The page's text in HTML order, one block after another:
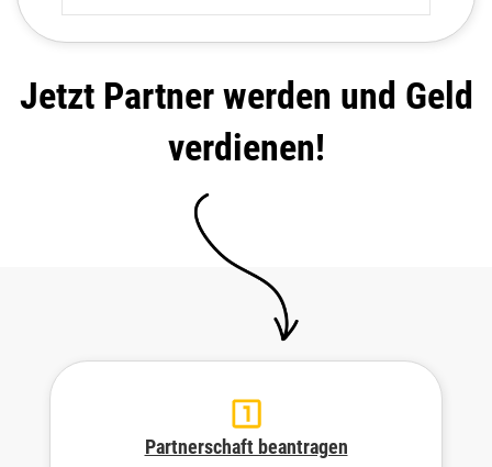
hinterlegen dazu gerne deinen Conversion-
Pixel in unserem Funnel!
Jetzt Partner werden und Geld
verdienen!
Partnerschaft beantragen